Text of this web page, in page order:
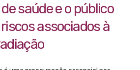
saúde e o público
associados à